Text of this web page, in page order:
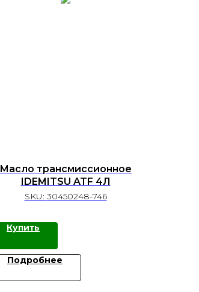
Масло трансмиссионное
IDEMITSU ATF 4Л
SKU: 30450248-746
Купить
Подробнее